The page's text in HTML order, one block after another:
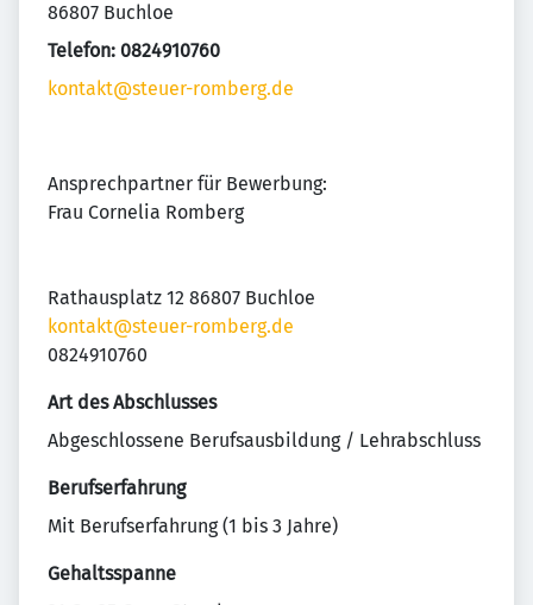
86807 Buchloe
Telefon: 0824910760
kontakt@steuer-romberg.de
Ansprechpartner für Bewerbung:
Frau Cornelia Romberg
Rathausplatz 12 86807 Buchloe
kontakt@steuer-romberg.de
0824910760
Art des Abschlusses
Abgeschlossene Berufsausbildung / Lehrabschluss
Berufserfahrung
Mit Berufserfahrung (1 bis 3 Jahre)
Gehaltsspanne